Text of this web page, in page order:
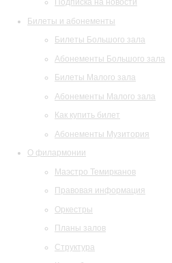
Подписка на новости
Билеты и абонементы
Билеты Большого зала
Абонементы Большого зала
Билеты Малого зала
Абонементы Малого зала
Как купить билет
Абонементы Музитория
О филармонии
Маэстро Темирканов
Правовая информация
Оркестры
Планы залов
Структура